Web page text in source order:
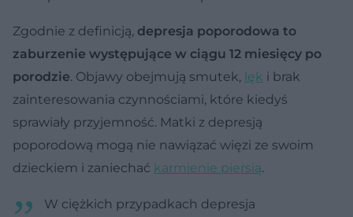
Zgodnie z definicją, depresja poporodowa to
zaburzenie występujące w ciągu 12 miesięcy po
porodzie. Objawy obejmują smutek, lęk i brak
zainteresowania czynnościami, które kiedyś
sprawiały przyjemność. Matki z depresją
poporodową mogą nie nawiązać więzi ze swoim
dzieckiem i zaniechać karmienie piersią.
W ciężkich przypadkach depresja